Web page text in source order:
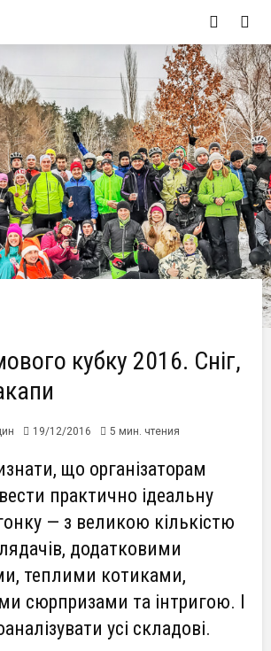
кубку 2016. Сніг,
19/12/2016 5 мин. чтения
що організаторам
практично ідеальну
— з великою кількістю
додатковими
теплими котиками,
сюрпризами та інтригою. І
усі складові.